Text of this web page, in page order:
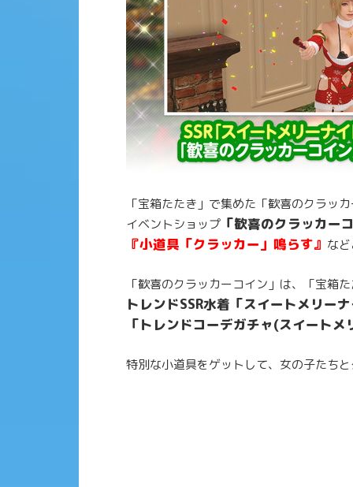
スイートメリー
「宝箱たたき」で集めた「歓喜のクラッ
イベントショップ 「歓喜のクラッカー
『小道具「クラッカー」鳴らす』 な
「歓喜のクラッカーコイン」は、「宝箱
トレンドSSR水着「スイートメリー
「トレンドコーデガチャ(スイート
特別な小道具をゲットして、女の子たち